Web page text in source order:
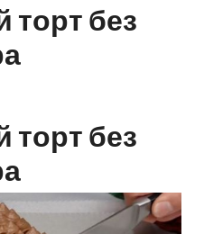
без
без